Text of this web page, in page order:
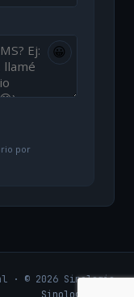
😀
por
· © 2026 Sinologic